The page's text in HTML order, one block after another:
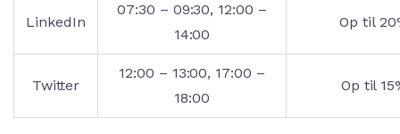
LinkedIn
07:30 – 09:30, 12:00 –
14:00
Op til
Twitter
12:00 – 13:00, 17:00 –
18:00
Op til